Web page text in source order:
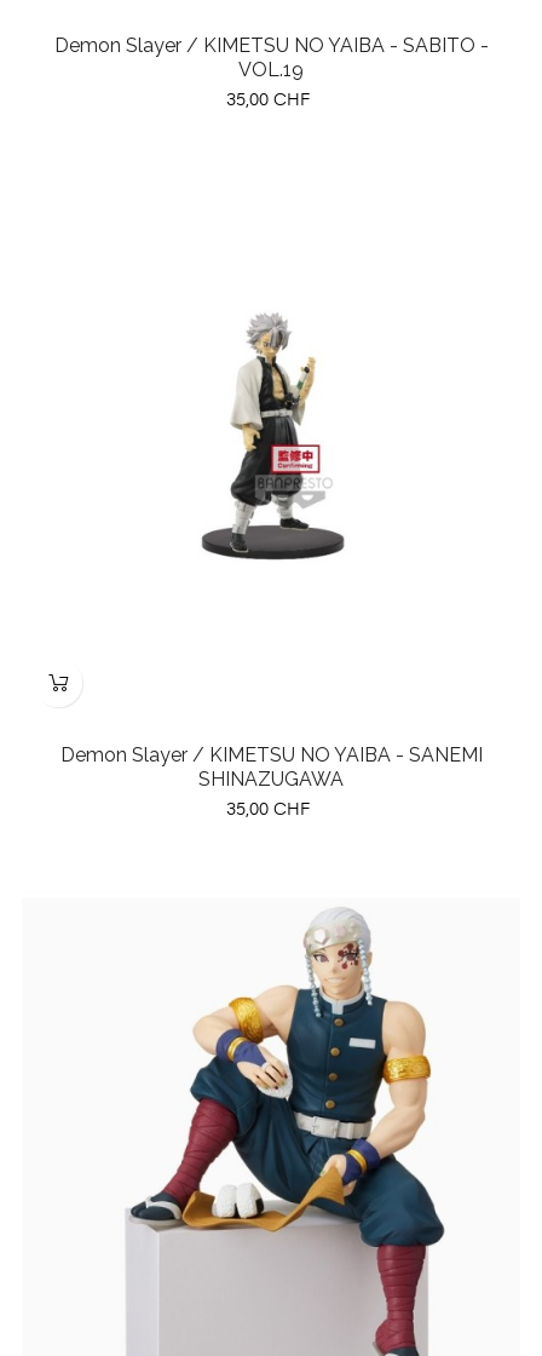
Demon Slayer / KIMETSU NO YAIBA - SABITO -
VOL.19
Preis
35,00 CHF
Demon Slayer / KIMETSU NO YAIBA - SANEMI
SHINAZUGAWA
Preis
35,00 CHF